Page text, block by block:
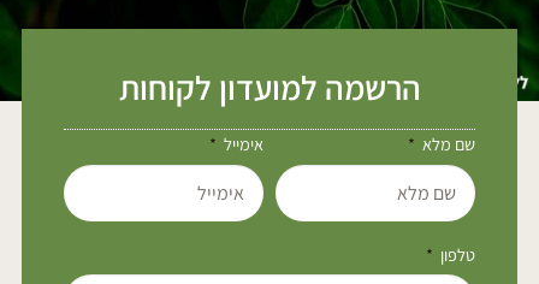
הרשמה למועדון לקוחות
שם מלא אימייל
טלפון